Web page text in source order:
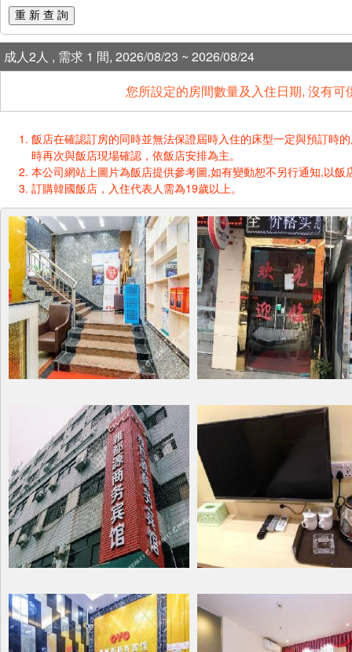
重 新 查 詢
成人2人 , 需求 1 間, 2026/08/23 ~ 2026/08/24
您所設定的房間數量及入住日期, 沒有
飯店在確認訂房的同時並無法保證屆時入住的床型一定與預訂時
時再次與飯店現場確認，依飯店安排為主。
本公司網站上圖片為飯店提供參考圖,如有變動恕不另行通知,以飯
訂購韓國飯店，入住代表人需為19歲以上。